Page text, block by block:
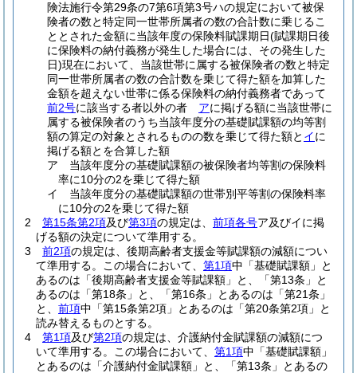
険法施行令第29条の7第6項第3号ハの規定において被保
険者の数と特定同一世帯所属者の数の合計数に乗じるこ
ととされた金額に当該年度の保険料賦課期日(賦課期日後
に保険料の納付義務が発生した場合には、その発生した
日)現在において、当該世帯に属する被保険者の数と特定
同一世帯所属者の数の合計数を乗じて得た額を加算した
金額を超えない世帯に係る保険料の納付義務者であって
前2号に該当する者以外の者 アに掲げる額に当該世帯に
属する被保険者のうち当該年度分の基礎賦課額の均等割
額の算定の対象とされるものの数を乗じて得た額と イに
掲げる額とを合算した額
ア
当該年度分の基礎賦課額の被保険者均等割の保険料
率に10分の2を乗じて得た額
イ
当該年度分の基礎賦課額の世帯別平等割の保険料率
に10分の2を乗じて得た額
2
第15条第2項及び第3項の規定は、 前項各号ア及びイに掲
げる額の決定について準用する。
3
前2項の規定は、後期高齢者支援金等賦課額の減額につい
て準用する。
この場合において、 第1項中「基礎賦課額」と
あるのは「後期高齢者支援金等賦課額」と、「第13条」と
あるのは「第18条」と、「第16条」とあるのは「第21条」
と、 前項中「第15条第2項」とあるのは「第20条第2項」と
読み替えるものとする。
4
第1項及び第2項の規定は、介護納付金賦課額の減額につ
いて準用する。
この場合において、 第1項中「基礎賦課額」
とあるのは「介護納付金賦課額」と、「第13条」とあるの